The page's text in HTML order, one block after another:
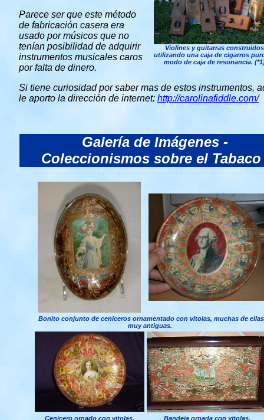
Violines y guitarras construidos
utilizando una caja de cigarros
modo de caja de resonancia.
Parece ser que este método
de fabricación casera era
usado por músicos que no
tenían posibilidad de adquirir
instrumentos musicales caros
por falta de dinero.
Si tiene curiosidad por saber mas de estos instrumentos,
le aporto la dirección de internet: http://carolinafiddle.com/
Galería de Imágenes -
Coleccionismos sobre el Tabaco
Bonito conjunto de ceniceros ornamentado con vitolas, muchas de ellas
muy antiguas.
Cenicero ornado con vitolas. Bandeja ornada con vitolas.